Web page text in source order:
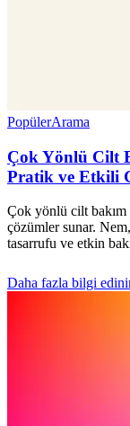
PopülerArama
Çok Yönlü Cilt
Pratik ve Etkili
Çok yönlü cilt
çözümler sunar.
tasarrufu ve etkin
Daha fazla bilgi